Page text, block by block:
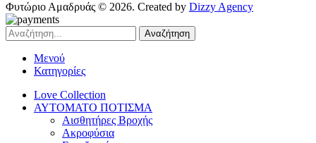
Φυτώριο Αμαδρυάς © 2026. Created by Dizzy Agency
Αναζήτηση
Μενού
Κατηγορίες
Love Collection
ΑΥΤΟΜΑΤΟ ΠΟΤΙΣΜΑ
Αισθητήρες Βροχής
Ακροφύσια